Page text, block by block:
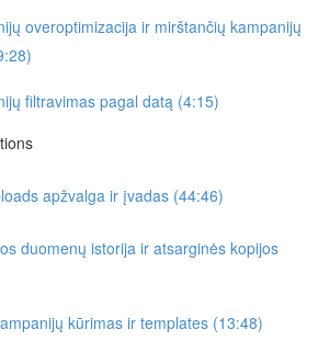
overoptimizacija ir mirštančių kampanijų
filtravimas pagal datą (4:15)
apžvalga ir įvadas (44:46)
duomenų istorija ir atsarginės kopijos
kūrimas ir templates (13:48)